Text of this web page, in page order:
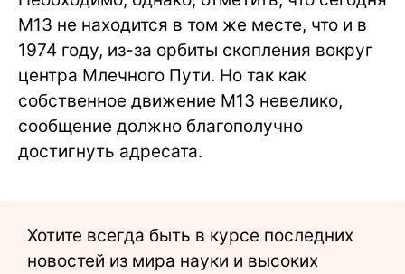
М13 не находится в том же месте, что и в
1974 году, из-за орбиты скопления вокруг
центра Млечного Пути. Но так как
собственное движение М13 невелико,
сообщение должно благополучно
достигнуть адресата.
Хотите всегда быть в курсе последних
новостей из мира науки и высоких